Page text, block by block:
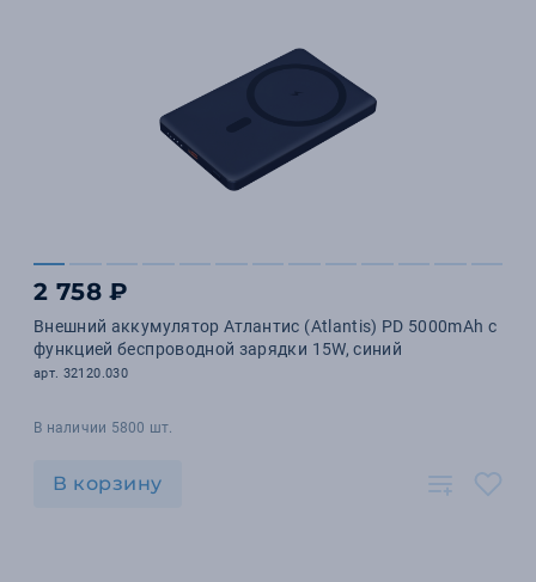
2 758 ₽
Внешний аккумулятор Атлантис (Atlantis) PD 5000mAh с
функцией беспроводной зарядки 15W, синий
арт. 32120.030
В наличии 5800 шт.
В корзину